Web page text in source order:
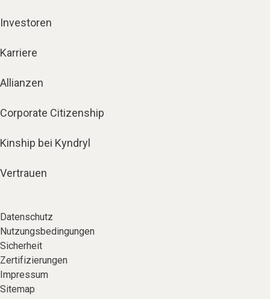
Investoren
Karriere
Allianzen
Corporate Citizenship
Kinship bei Kyndryl
Vertrauen
Datenschutz
Nutzungsbedingungen
Sicherheit
Zertifizierungen
Impressum
Sitemap